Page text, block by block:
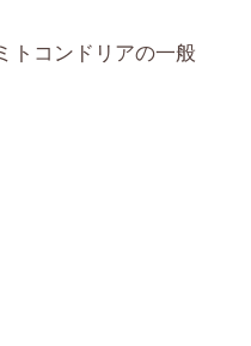
トコンドリアの一般